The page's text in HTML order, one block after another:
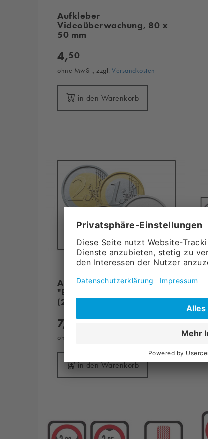
Aufkleber
Videoüberwachung, 80 x
50 mm
4,50
ohne MwSt., zzgl.Versandkosten
in den Warenkorb
Aufklebersatz Münzen
"EURO"-Münzsatz + Jeton
(2€ / 1€ / 0,50€ / Jeton)
7,
ohne MwSt., zzgl.
in den Warenkorb